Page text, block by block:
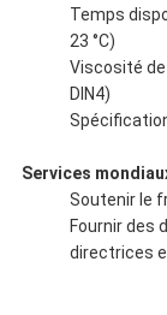
Temps
23 °C)
Viscosité
DIN4)
Services
Soutenir le
Fournir des
directrices